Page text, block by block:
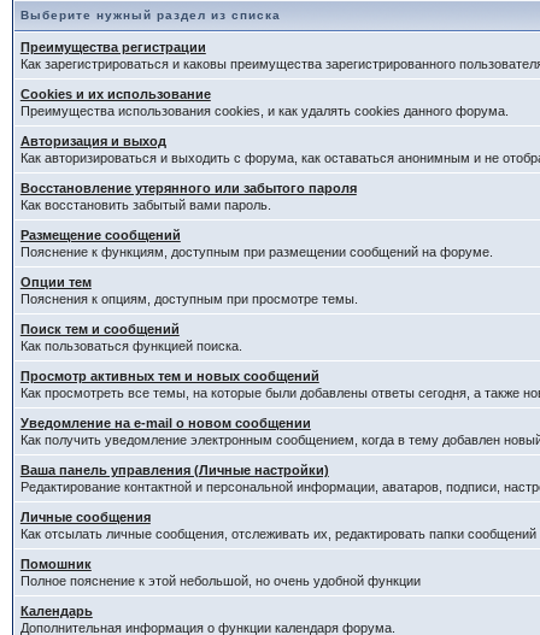
Выберите нужный раздел из списка
Преимущества регистрации
Как зарегистрироваться и каковы преимущества зарегистрированного
Cookies и их использование
Преимущества использования cookies, и как удалять cookies данного форума.
Авторизация и выход
Как авторизироваться и выходить с форума, как оставаться анонимным и не
Восстановление утерянного или забытого пароля
Как восстановить забытый вами пароль.
Размещение сообщений
Пояснение к функциям, доступным при размещении сообщений на форуме.
Опции тем
Пояснения к опциям, доступным при просмотре темы.
Поиск тем и сообщений
Как пользоваться функцией поиска.
Просмотр активных тем и новых сообщений
Как просмотреть все темы, на которые были добавлены ответы сегодня, а также
Уведомление на е-mail о новом сообщении
Как получить уведомление электронным сообщением, когда в тему добавлен
Ваша панель управления (Личные настройки)
Редактирование контактной и персональной информации, аватаров, подписи,
Личные сообщения
Как отсылать личные сообщения, отслеживать их, редактировать папки
Помошник
Полное пояснение к этой небольшой, но очень удобной функции
Календарь
Дополнительная информация о функции календаря форума.